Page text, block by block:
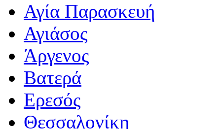
Αγία Παρασκευή
Αγιάσος
Άργενος
Βατερά
Ερεσός
Θεσσαλονίκη